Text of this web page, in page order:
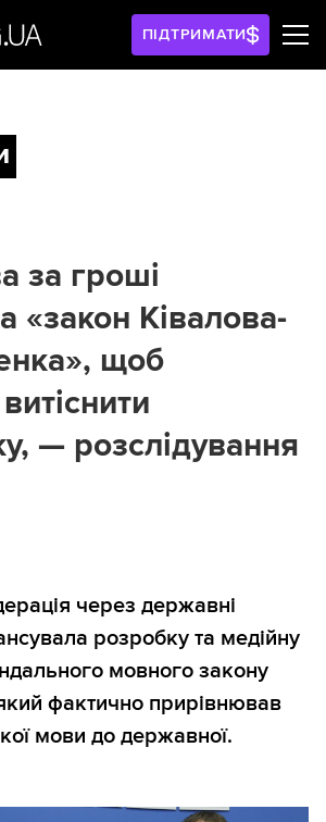
ПІДТРИМАТИ
за гроші
«закон Ківалова-
щоб
— розслідування
через державні
розробку та медійну
мовного закону
фактично прирівнював
мови до державної.